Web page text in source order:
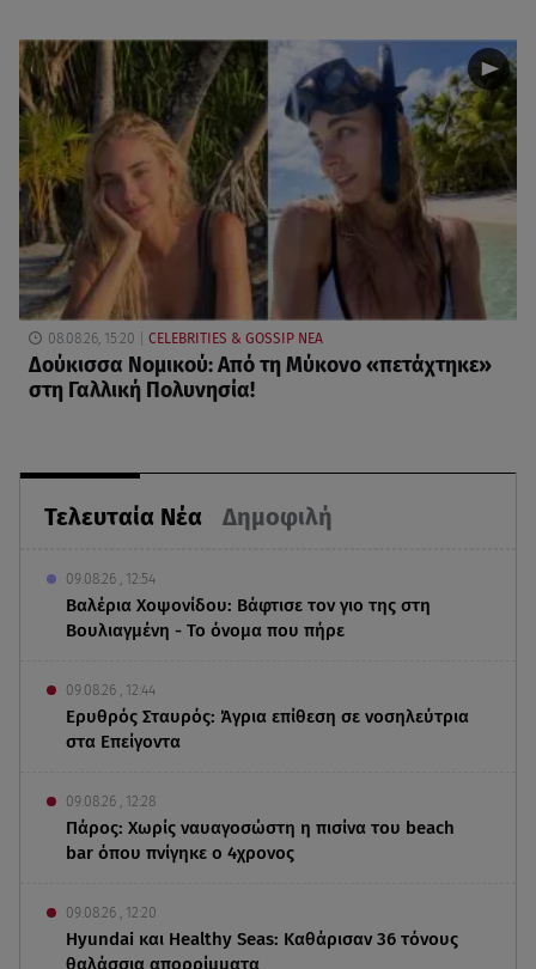
Τελευταία Νέα Δημοφιλή
09.08.26 , 12:54
Βαλέρια Χοψονίδου: Βάφτισε τον γιο της στη
Βουλιαγμένη - Το όνομα που πήρε
09.08.26 , 12:44
Ερυθρός Σταυρός: Άγρια επίθεση σε νοσηλεύτρια
στα Επείγοντα
09.08.26 , 12:28
Πάρος: Χωρίς ναυαγοσώστη η πισίνα του beach
bar όπου πνίγηκε ο 4χρονος
09.08.26 , 12:20
Hyundai και Healthy Seas: Καθάρισαν 36 τόνους
θαλάσσια απορρίμματα
08.08.26, 15:20 CELEBRITIES & GOSSIP ΝΕΑ
Δούκισσα Νομικού: Από τη Μύκονο «πετάχτηκε»
στη Γαλλική Πολυνησία!